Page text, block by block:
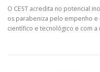
O CEST acredita no potencial
os parabeniza pelo empenho
científico e tecnológico e com